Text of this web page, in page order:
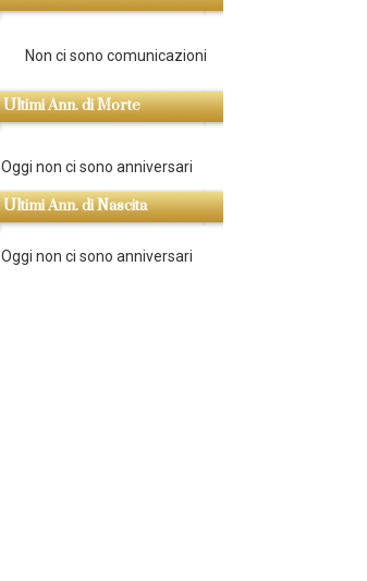
Non ci sono comunicazioni
Ultimi Ann. di Morte
Oggi non ci sono anniversari
Ultimi Ann. di Nascita
Oggi non ci sono anniversari